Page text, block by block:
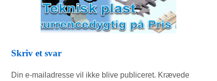
Skriv et svar
Din e-mailadresse vil ikke blive publiceret. Krævede